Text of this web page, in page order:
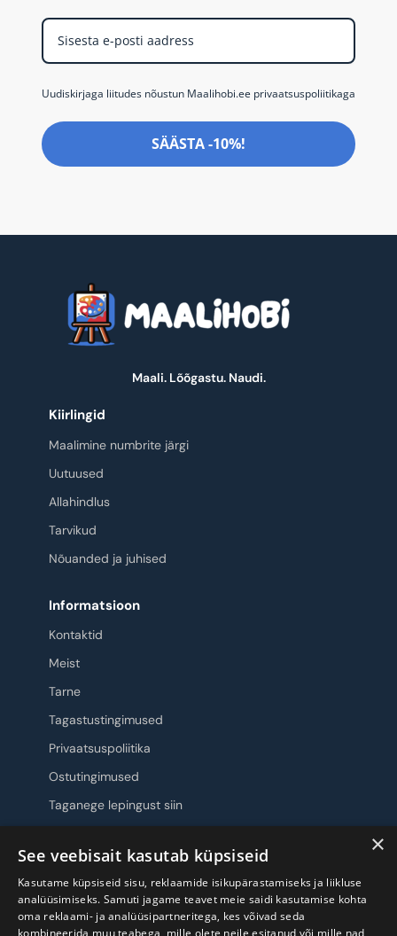
Uudiskirjaga liitudes nõustun Maalihobi.ee privaatsuspoliitikaga
SÄÄSTA -10%!
Maali. Lõõgastu. Naudi.
Kiirlingid
Maalimine numbrite järgi
Uutuused
Allahindlus
Tarvikud
Nõuanded ja juhised
Informatsioon
Kontaktid
Meist
Tarne
Tagastustingimused
Privaatsuspoliitika
Ostutingimused
Taganege lepingust siin
Jälgi meid ×
See veebisait kasutab küpsiseid
Kasutame küpsiseid sisu, reklaamide isikupärastamiseks ja liikluse
analüüsimiseks. Samuti jagame teavet meie saidi kasutamise kohta
oma reklaami- ja analüüsipartneritega, kes võivad seda
kombineerida muu teabega, mille olete neile esitanud või mille nad